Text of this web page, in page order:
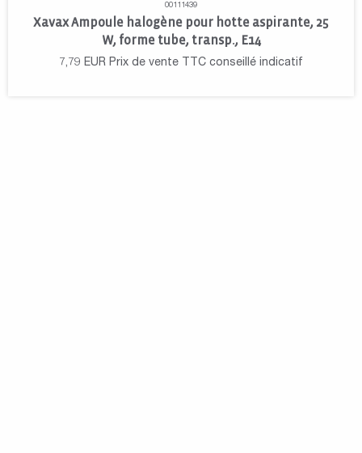
00111439
Xavax Ampoule halogène pour hotte aspirante, 25
W, forme tube, transp., E14
7,79 EUR Prix de vente TTC conseillé indicatif